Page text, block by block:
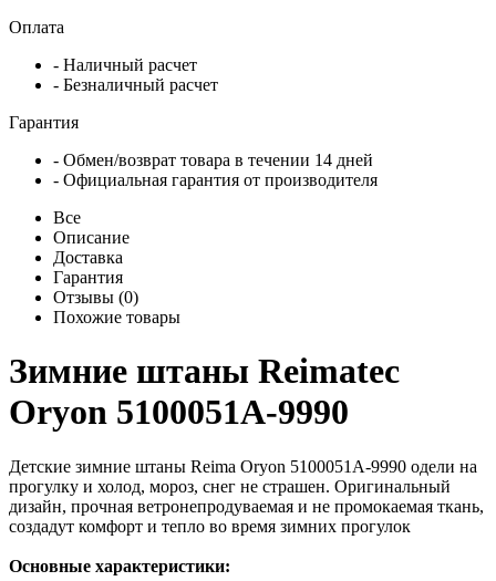
Оплата
- Наличный расчет
- Безналичный расчет
Гарантия
- Обмен/возврат товара в течении 14 дней
- Официальная гарантия от производителя
Все
Описание
Доставка
Гарантия
Отзывы (0)
Похожие товары
Зимние штаны Reimatec
Oryon 5100051A-9990
Детские зимние штаны Reima Oryon 5100051A-9990 одели на
прогулку и холод, мороз, снег не страшен. Оригинальный
дизайн, прочная ветронепродуваемая и не промокаемая ткань,
создадут комфорт и тепло во время зимних прогулок
Основные характеристики: